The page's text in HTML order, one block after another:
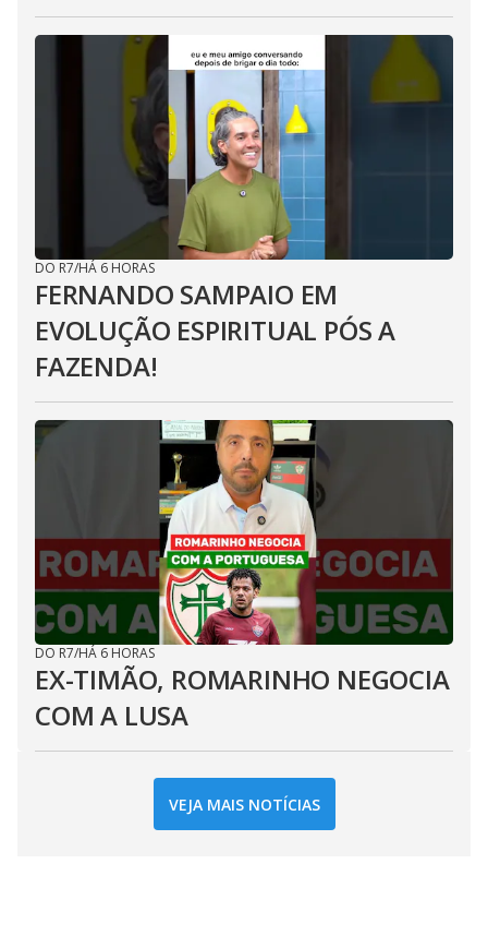
DO R7/HÁ 6 HORAS
FERNANDO SAMPAIO EM
EVOLUÇÃO ESPIRITUAL PÓS A
FAZENDA!
DO R7/HÁ 6 HORAS
EX-TIMÃO, ROMARINHO NEGOCIA
COM A LUSA
VEJA MAIS NOTÍCIAS